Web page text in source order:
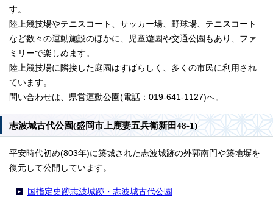
す。
陸上競技場やテニスコート、サッカー場、野球場、テニスコート
など数々の運動施設のほかに、児童遊園や交通公園もあり、ファ
ミリーで楽しめます。
陸上競技場に隣接した庭園はすばらしく、多くの市民に利用され
ています。
問い合わせは、県営運動公園(電話：019-641-1127)へ。
志波城古代公園(盛岡市上鹿妻五兵衛新田48-1)
平安時代初め(803年)に築城された志波城跡の外郭南門や築地塀を
復元して公開しています。
国指定史跡志波城跡・志波城古代公園